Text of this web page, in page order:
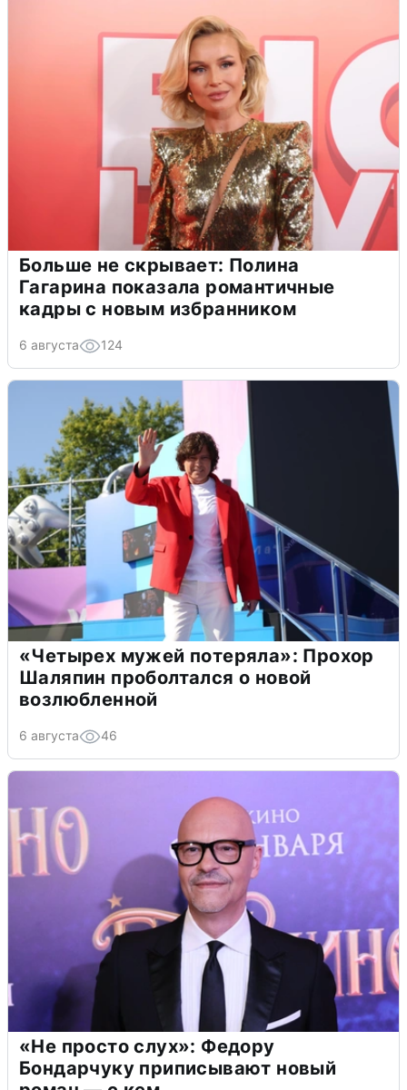
Больше не скрывает: Полина
Гагарина показала романтичные
кадры с новым избранником
6 августа 124
«Четырех мужей потеряла»: Прохор
Шаляпин проболтался о новой
возлюбленной
6 августа 46
«Не просто слух»: Федору
Бондарчуку приписывают новый